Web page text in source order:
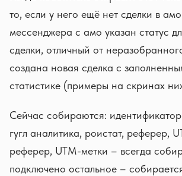
то, если у него ещё нет сделки в
мессенджера с амо указан статус
сделки, отличный от
создана новая сделка с
статистике (примеры на скринах
Сейчас собираются:
гугл аналитика, роистат, реферер,
реферер, UTM-метки – всегда
подключено остальное –